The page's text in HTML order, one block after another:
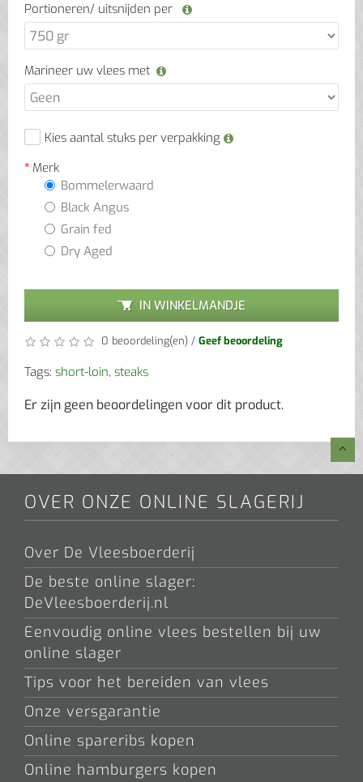
Portioneren/ uitsnijden per
Marineer uw vlees met
Kies aantal stuks per verpakking
Merk
Bommelerwaard
Black Angus
Grain fed
Dry Aged
IN WINKELMANDJE
0 beoordeling(en) / Geef beoordeling
Tags: short-loin, steaks
Er zijn geen beoordelingen voor dit product.
OVER ONZE ONLINE SLAGERIJ
Over De Vleesboerderij
De beste online slager:
DeVleesboerderij.nl
Eenvoudig online vlees bestellen bij uw
online slager
Tips voor het bereiden van vlees
Onze versgarantie
Online spareribs kopen
Online hamburgers kopen